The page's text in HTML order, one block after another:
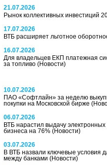
21.07.2026
Рынок коллективных инвестиций
17.07.2026
ВТБ расширяет льготное
16.07.2026
Для владельцев ЕКП платежная
за топливо (Новости)
10.07.2026
ПАО «Софтлайн» за неделю
покупки на Московской бирже
06.07.2026
ВТБ нарастил выдачу
бизнеса на 76% (Новости)
03.07.2026
В ВТБ назвали ключевые условия
между банками (Новости)